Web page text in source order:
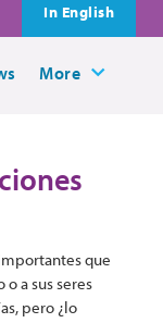
In English
More
que
a sus seres
pero ¿lo